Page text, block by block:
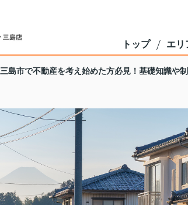
トップ エリ
三島市で不動産を考え始めた方必見！基礎知識や